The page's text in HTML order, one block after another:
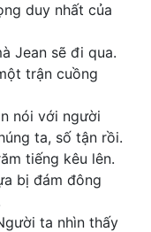
duy nhất của
Jean sẽ đi qua.
trận cuồng
nói với người
ta, số tận rồi.
tiếng kêu lên.
bị đám đông
ta nhìn thấy